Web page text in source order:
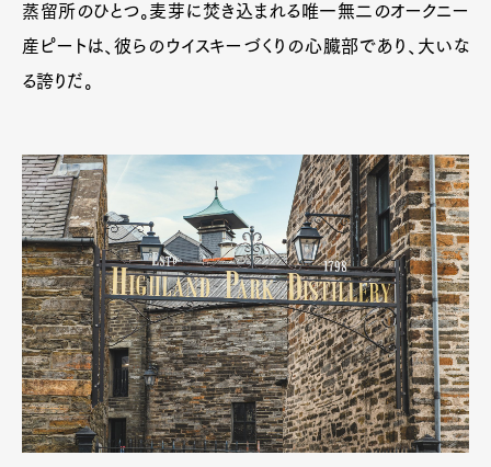
蒸留所のひとつ。麦芽に焚き込まれる唯一無二のオークニー
産ピートは、彼らのウイスキーづくりの心臓部であり、大いな
る誇りだ。